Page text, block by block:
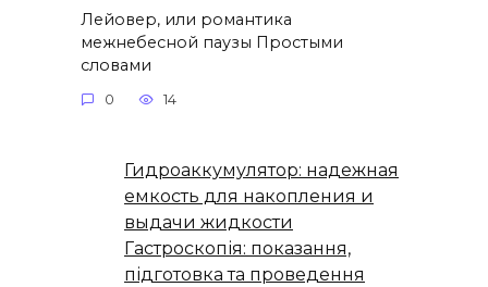
Лейовер, или романтика
межнебесной паузы Простыми
словами
0 14
Гидроаккумулятор: надежная
емкость для накопления и
выдачи жидкости
Гастроскопія: показання,
підготовка та проведення